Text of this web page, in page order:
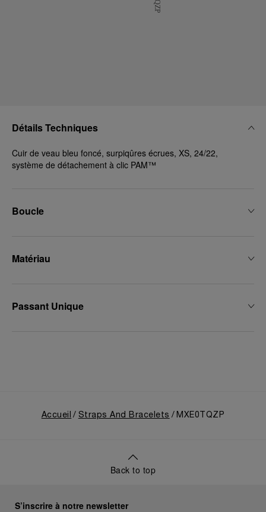
Détails Techniques
Cuir de veau bleu foncé, surpiqûres écrues, XS, 24/22,
système de détachement à clic PAM™
Boucle
Matériau
Passant Unique
Accueil Straps And Bracelets MXE0TQZP
Back to top
S’inscrire à notre newsletter
En cliquant sur « Tout refuser », vous